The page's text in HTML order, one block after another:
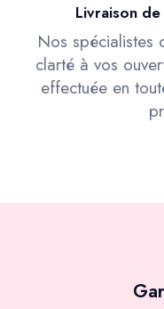
Livraison
Nos spécialistes
clarté à vos
effectuée en